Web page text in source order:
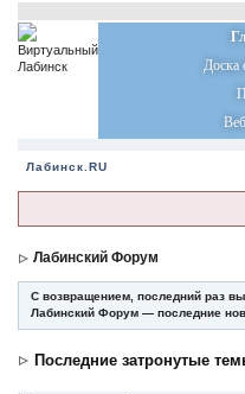
Доска
Лабинск.RU
Лабинский Форум
С возвращением, последний раз
Лабинский Форум — последние
Последние затронутые